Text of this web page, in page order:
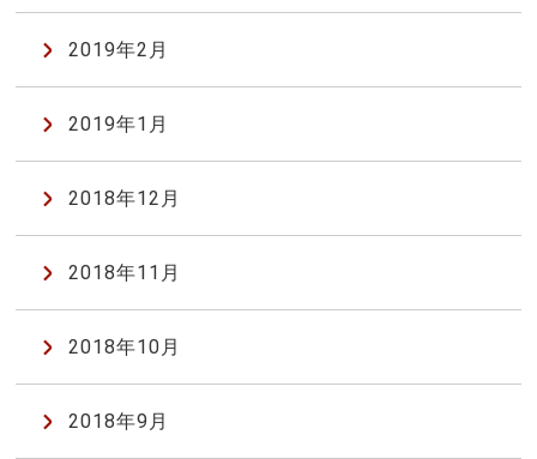
2019年2月
2019年1月
2018年12月
2018年11月
2018年10月
2018年9月